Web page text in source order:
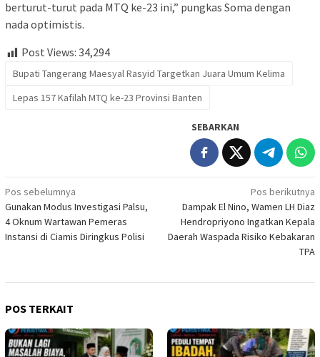
berturut-turut pada MTQ ke-23 ini,” pungkas Soma dengan
nada optimistis.
Post Views: 34,294
Bupati Tangerang Maesyal Rasyid Targetkan Juara Umum Kelima
Lepas 157 Kafilah MTQ ke-23 Provinsi Banten
SEBARKAN
Navigasi
pos
Pos sebelumnya
Gunakan Modus Investigasi Palsu,
4 Oknum Wartawan Pemeras
Instansi di Ciamis Diringkus Polisi
Pos berikutnya
Dampak El Nino, Wamen LH Diaz
Hendropriyono Ingatkan Kepala
Daerah Waspada Risiko Kebakaran
TPA
POS TERKAIT